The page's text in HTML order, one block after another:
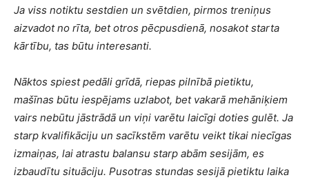
Ja viss notiktu sestdien un svētdien, pirmos treniņus
aizvadot no rīta, bet otros pēcpusdienā, nosakot starta
kārtību, tas būtu interesanti.
Nāktos spiest pedāli grīdā, riepas pilnībā pietiktu,
mašīnas būtu iespējams uzlabot, bet vakarā mehāniķiem
vairs nebūtu jāstrādā un viņi varētu laicīgi doties gulēt. Ja
starp kvalifikāciju un sacīkstēm varētu veikt tikai niecīgas
izmaiņas, lai atrastu balansu starp abām sesijām, es
izbaudītu situāciju. Pusotras stundas sesijā pietiktu laika